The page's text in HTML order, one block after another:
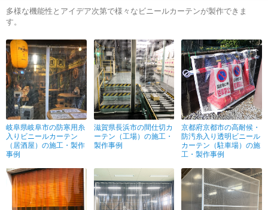
多様な機能性とアイデア次第で様々なビニールカーテンが製作できま
す。
岐阜県岐阜市の防寒用糸
入りビニールカーテン
（居酒屋）の施工・製作
事例
滋賀県長浜市の間仕切カ
ーテン（工場）の施工・
製作事例
京都府京都市の高耐候・
防汚糸入り透明ビニール
カーテン（駐車場）の施
工・製作事例